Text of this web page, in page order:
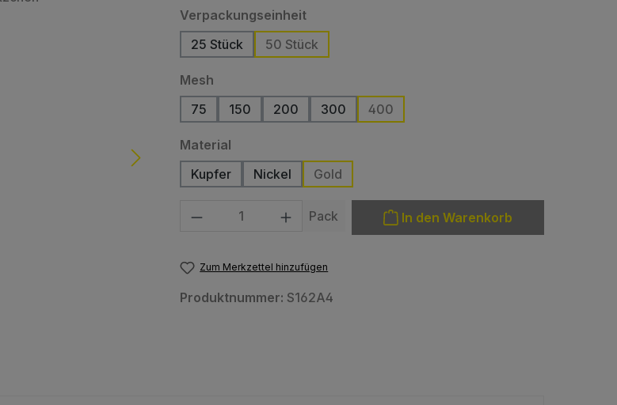
Verpackungseinheitauswählen
25 Stück
(Diese Option ist zurzeit nicht verfügbar.)
50 Stück
Mesh
75
(Diese Option ist zurzeit nicht verfügbar.)
150
(Diese Option ist zurzeit nicht verfügbar.)
200 300 400
Material
Kupfer
Nickel Gold
Produkt Anzahl: Gib den gewünschten Wert ein oder benutze die
Pack In den Warenkorb
Zum Merkzettel hinzufügen
Produktnummer: S162A4